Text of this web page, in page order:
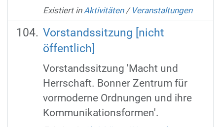
Existiert in Aktivitäten / Veranstaltungen
Vorstandssitzung [nicht
öffentlich]
Vorstandssitzung 'Macht und
Herrschaft. Bonner Zentrum für
vormoderne Ordnungen und ihre
Kommunikationsformen'.